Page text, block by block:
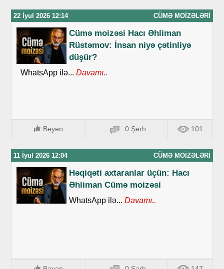
22 İyul 2026 12:14 CÜMƏ MOIZƏLƏRI
Cümə moizəsi Hacı Əhliman
Rüstəmov: İnsan niyə çətinliyə
düşür?
WhatsApp ilə... Davamı..
Bəyən 0 Şərh 101
11 İyul 2026 12:04 CÜMƏ MOIZƏLƏRI
Həqiqəti axtaranlar üçün: Hacı
Əhliman Cümə moizəsi
WhatsApp ilə... Davamı..